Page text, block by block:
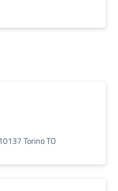
Torino TO